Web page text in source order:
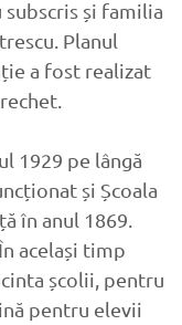
și familia
Planul
a fost realizat
1929 pe lângă
și Școala
în anul 1869.
același timp
școlii, pentru
pentru elevii